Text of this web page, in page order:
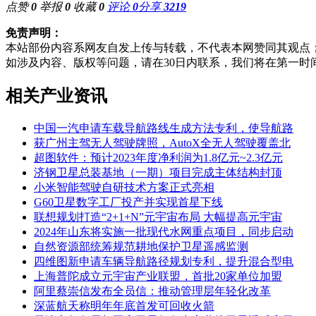
点赞0 举报0 收藏0 评论0分享3219
免责声明：
本站部份内容系网友自发上传与转载，不代表本网赞同其观点；
如涉及内容、版权等问题，请在30日内联系，我们将在第一时
相关产业资讯
中国一汽申请车载导航路线生成方法专利，使导航路
获广州主驾无人驾驶牌照，AutoX全无人驾驶覆盖北
超图软件：预计2023年度净利润为1.8亿元~2.3亿元
济钢卫星总装基地（一期）项目完成主体结构封顶
小米智能驾驶自研技术方案正式亮相
G60卫星数字工厂投产并实现首星下线
联想规划打造“2+1+N”元宇宙布局 大幅提高元宇宙
2024年山东将实施一批现代水网重点项目，同步启动
自然资源部统筹规范耕地保护卫星遥感监测
四维图新申请车辆导航路径规划专利，提升混合型电
上海普陀成立元宇宙产业联盟，首批20家单位加盟
阿里蔡崇信发布全员信：推动管理层年轻化改革
深蓝航天称明年年底首发可回收火箭